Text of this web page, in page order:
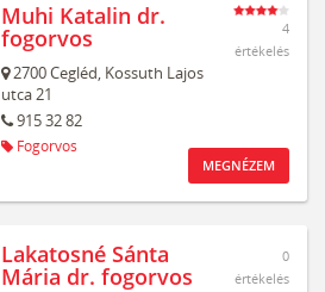
Muhi Katalin dr.
fogorvos
2700Cegléd, Kossuth Lajos
utca 21
915 32 82
Fogorvos
4
értékelés
MEGNÉZEM
Lakatosné Sánta
Mária dr. fogorvos
0
értékelés